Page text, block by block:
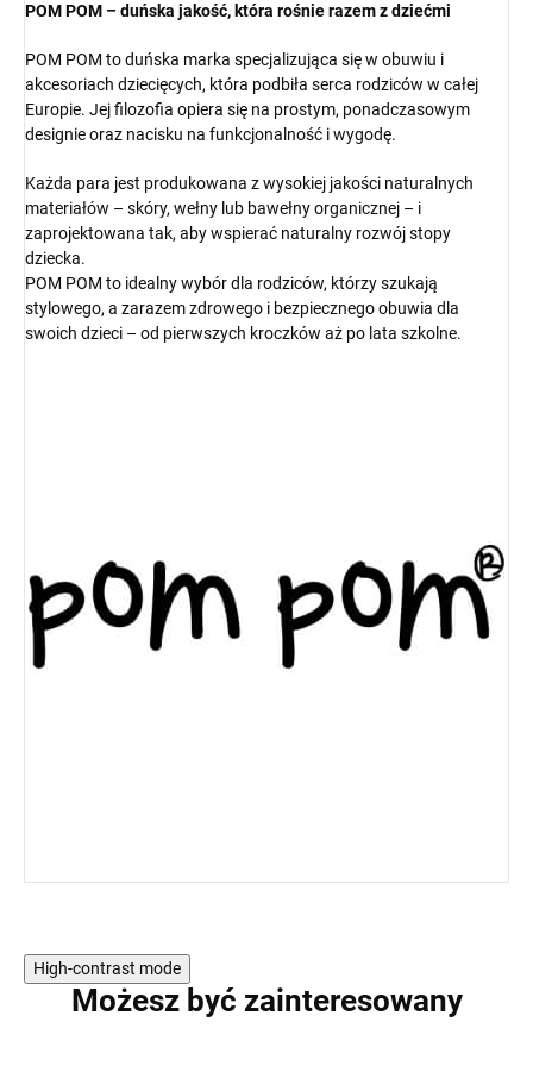
POM POM – duńska jakość, która rośnie razem z dziećmi
POM POM to duńska marka specjalizująca się w obuwiu i
akcesoriach dziecięcych, która podbiła serca rodziców w całej
Europie. Jej filozofia opiera się na prostym, ponadczasowym
designie oraz nacisku na funkcjonalność i wygodę.
Każda para jest produkowana z wysokiej jakości naturalnych
materiałów – skóry, wełny lub bawełny organicznej – i
zaprojektowana tak, aby wspierać naturalny rozwój stopy
dziecka.
POM POM to idealny wybór dla rodziców, którzy szukają
stylowego, a zarazem zdrowego i bezpiecznego obuwia dla
swoich dzieci – od pierwszych kroczków aż po lata szkolne.
High-contrast mode
Możesz być zainteresowany